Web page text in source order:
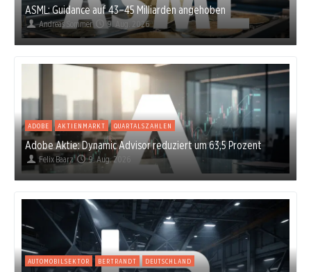
ASML: Guidance auf 43–45 Milliarden angehoben
Andreas Sommer 9. Aug. 2026
ADOBE AKTIENMARKT QUARTALSZAHLEN
Adobe Aktie: Dynamic Advisor reduziert um 63,5 Prozent
Felix Baarz 9. Aug. 2026
AUTOMOBILSEKTOR BERTRANDT DEUTSCHLAND